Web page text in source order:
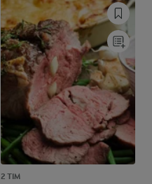
2 TIM